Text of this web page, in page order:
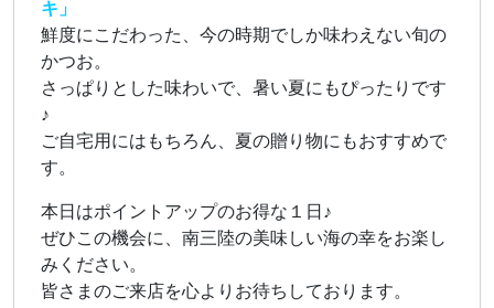
キ」
鮮度にこだわった、今の時期でしか味わえない旬の
かつお。
さっぱりとした味わいで、暑い夏にもぴったりです
♪
ご自宅用にはもちろん、夏の贈り物にもおすすめで
す。
本日はポイントアップのお得な１日♪
ぜひこの機会に、南三陸の美味しい海の幸をお楽し
みください。
皆さまのご来店を心よりお待ちしております。